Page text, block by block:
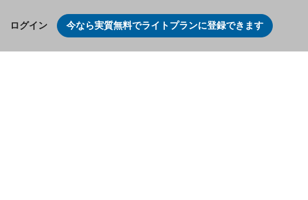
ログイン 今なら実質無料でライトプランに登録できます